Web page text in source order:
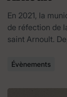
En 2021, la
de réfection de
saint Arnoult.
Évènements